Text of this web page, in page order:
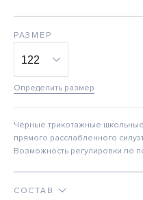
РАЗМЕР
Определить размер
Чёрные трикотажные
прямого расслабленного
Возможность регулировки по
СОСТАВ